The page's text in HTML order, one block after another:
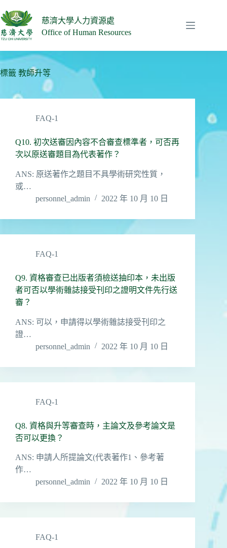
至
主
要
容
慈濟大學人力資源處
Office of Human Resources
標籤 教師升等
FAQ-1
Q10. 初次送審因內容不合審查標準者，可否再
次以原送審題目為代表著作？
ANS: 原送著作之題目不具學術研究性質，
或…
personnel_admin
2022 年 10 月 10 日
FAQ-1
Q9. 資格審查已出版者須檢送抽印本，未出版
者可否以學術雜誌接受刊印之證明文件先行送
審？
ANS: 可以，申請得以學術雜誌接受刊印之
證…
personnel_admin
2022 年 10 月 10 日
FAQ-1
Q8. 資格與升等審查時，主論文及參考論文是
否可以更換？
ANS: 申請人所提論文(代表著作1、參考著
作…
personnel_admin
2022 年 10 月 10 日
FAQ-1